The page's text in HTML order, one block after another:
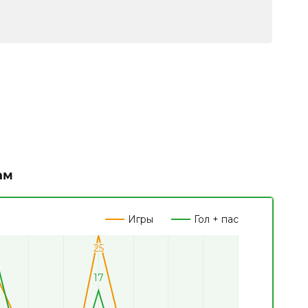
Игры Гол + пас
25
25
17
17